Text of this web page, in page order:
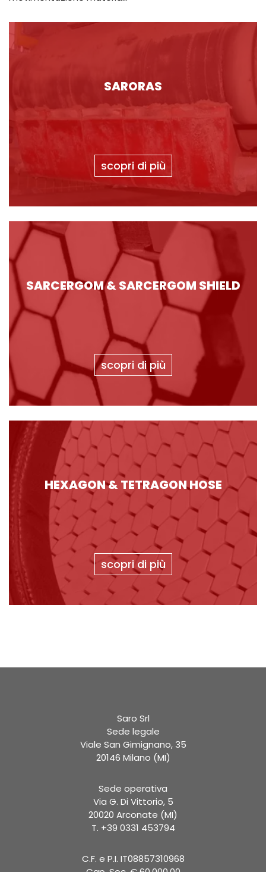
SARORAS
scopri di più
SARCERGOM & SARCERGOM SHIELD
scopri di più
HEXAGON & TETRAGON HOSE
scopri di più
Saro Srl
Sede legale
Viale San Gimignano, 35
20146 Milano (MI)
Sede operativa
Via G. Di Vittorio, 5
20020 Arconate (MI)
T. +39 0331 453794
C.F. e P.I. IT08857310968